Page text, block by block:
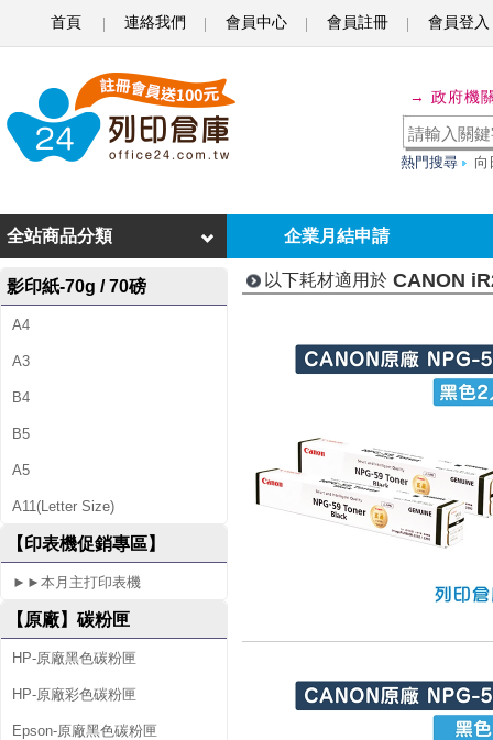
首頁 連絡我們 會員中心 會員註冊 會員登入
N
N
i
R
2
2
→ 政府機
熱門搜尋 向
企業月結申請
全站商品分類
影印紙-70g / 70磅
A4
A3
B4
B5
A5
A11(Letter Size)
【印表機促銷專區】
►►本月主打印表機
【原廠】碳粉匣
HP-原廠黑色碳粉匣
HP-原廠彩色碳粉匣
Epson-原廠黑色碳粉匣
以下耗材適用於 CANON